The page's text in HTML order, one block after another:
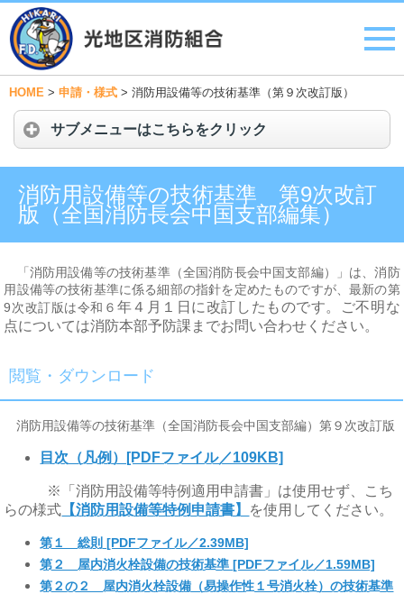
HOME > 申請・様式 > 消防用設備等の技術基準（第９次改訂版）
サブメニューはこちらをクリック
消防用設備等の技術基準 第9次改訂
版（全国消防長会中国支部編集）
「消防用設備等の技術基準（全国消防長会中国支部編）」 は、消防
用設備等の技術基準に係る細部の指針を定めたものですが、最新の第
9次改訂版は令和６ 年４月１日に改訂したものです。
ご不明な
点については消防本部予防課までお問い合わせください。
閲覧・ダウンロード
消防用設備等の技術基準（全国消防長会中国支部編）第９次改訂版
目次（凡例）[PDFファイル／109KB]
※「消防用設備等特例適用申請書」は使用せず、こち
らの様式 【消防用設備等特例申請書】 を使用してください。
第１ 総則 [PDFファイル／2.39MB]
第２ 屋内消火栓設備の技術基準 [PDFファイル／1.59MB]
第２の２ 屋内消火栓設備（易操作性１号消火栓）の技術基準